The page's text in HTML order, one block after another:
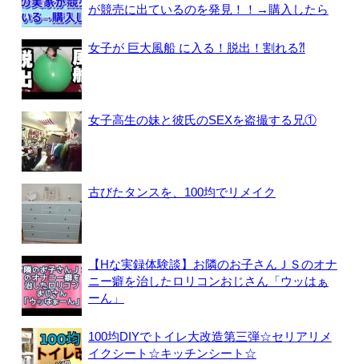
が競売に出ているのを発見！！→購入したら
女子が 巨大風船 に入る！脱出！割れる⁈
女子高生の妹と彼氏のSEXを盗撮する兄①
古びたタンスを、100均でリメイク
【Hな実録体験談】お隣のお子さんＪＳのオナ
ニー癖を治したロリコンおじさん「ウッはぁ
ーん」
100均DIYでトイレ大改造第三弾☆セリアリメ
イクシート☆キッチンシート☆